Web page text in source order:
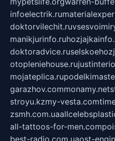
infoelectrik.ru
doktorvilechit.ru
manikjurinfo.ru
doktoradvice.ru
otopleniehouse.ru
mojateplica.ru
garazhov.commonamy.net
stroyu.kzmy-vesta.com
zsmh.com.ua
all-tattoos-for-men.com
best-radio.com.uaost-